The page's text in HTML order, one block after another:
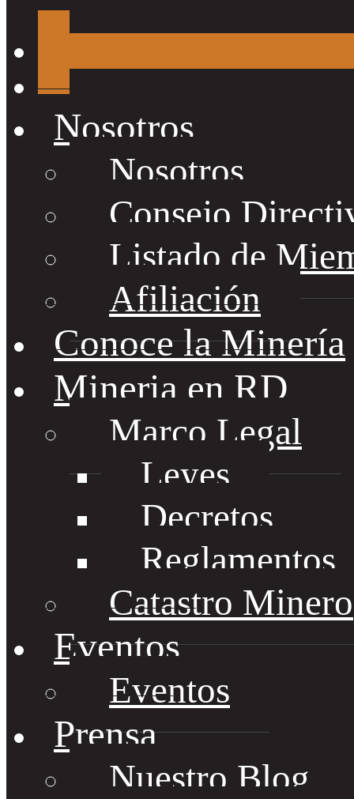
Nosotros
Nosotros
Consejo
Listado de
Afiliación
Conoce la Minería
Mineria en RD
Marco Legal
Leyes
Decretos
Reglamentos
Catastro Minero
Eventos
Eventos
Prensa
Nuestro Blog